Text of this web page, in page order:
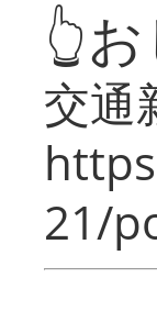
👆
交通
21/